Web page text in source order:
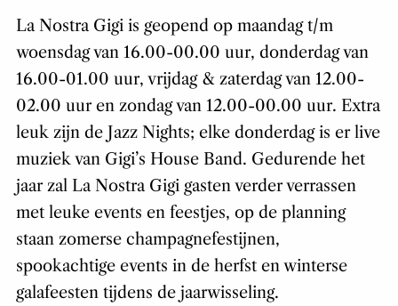
16.00-01.00 uur, vrijdag & zaterdag van 12.00-
02.00 uur en zondag van 12.00-00.00 uur. Extra
leuk zijn de Jazz Nights; elke donderdag is er live
muziek van Gigi’s House Band. Gedurende het
jaar zal La Nostra Gigi gasten verder verrassen
met leuke events en feestjes, op de planning
staan zomerse champagnefestijnen,
spookachtige events in de herfst en winterse
galafeesten tijdens de jaarwisseling.
La Nostra Gigi, Marie Heinekenplein 5,